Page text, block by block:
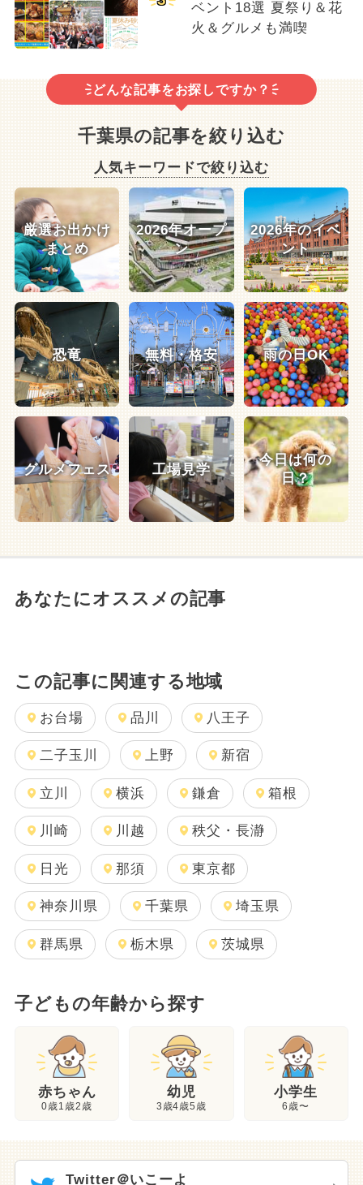
ベント18選 夏祭り＆花
火＆グルメも満喫
どんな記事をお探しですか？
千葉県の記事を絞り込む
人気キーワードで絞り込む
厳選お出かけ
まとめ
2026年オープ
ン
2026年のイベ
ント
恐竜 無料・格安 雨の日OK
グルメフェス 工場見学
今日は何の
日？
あなたにオススメの記事
この記事に関連する地域
お台場 品川 八王子
二子玉川 上野 新宿
立川 横浜 鎌倉 箱根
川崎 川越 秩父・長瀞
日光 那須 東京都
神奈川県 千葉県 埼玉県
群馬県 栃木県 茨城県
子どもの年齢から探す
赤ちゃん
0歳1歳2歳
幼児
3歳4歳5歳
小学生
6歳〜
Twitter＠いこーよ